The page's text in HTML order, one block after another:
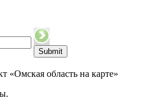
«Омская область на карте»